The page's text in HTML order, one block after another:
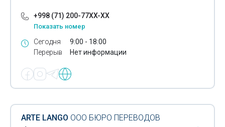
+998 (71) 200-77XX-XX
Показать номер
Сегодня
Перерыв
9:00 - 18:00
Нет информации
ARTE LANGO ООО БЮРО ПЕРЕВОДОВ